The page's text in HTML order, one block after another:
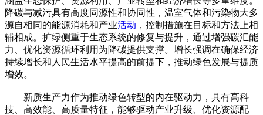
降碳与减污具有高度同源性和协同性，温室气体和污染物大多
源自相同的能源消耗和产业活动 ，控制措施在目标和方法上相
辅相成。扩绿侧重于生态系统的修复与提升，通过增强碳汇能
力、优化资源循环利用为降碳提供支撑。增长强调在确保经济
持续增长和人民生活水平提高的前提下，推动绿色发展与提质
增效。
新质生产力作为推动绿色转型的内在驱动力，具有高科
技、高效能、高质量特征，能够驱动产业升级、优化资源配